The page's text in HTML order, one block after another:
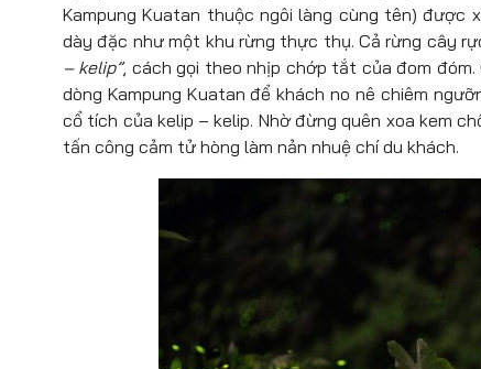
Kampung Kuatan thuộc ngôi làng cùng tên) được
dày đặc như một khu rừng thực thụ. Cả rừng cây
– kelip”, cách gọi theo nhịp chớp tắt của đom
dòng Kampung Kuatan để khách no nê chiêm
cổ tích của kelip – kelip. Nhờ đừng quên xoa kem
tấn công cảm tử hòng làm nản nhuệ chí du khách.